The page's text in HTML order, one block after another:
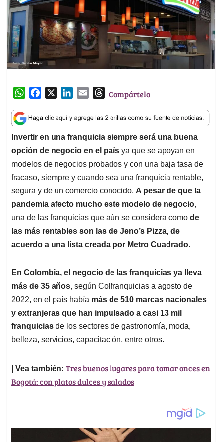
W
a
t
s
A
p
p
c
e
b
o
o
k
n
k
e
d
I
n
a
i
l
T
r
e
a
d
s
Compártelo
Invertir en una franquicia siempre será una buena
opción de negocio en el país ya que se apoyan en
modelos de negocios probados y con una baja tasa de
fracaso, siempre y cuando sea una franquicia rentable,
segura y de un comercio conocido. A pesar de que la
pandemia afecto mucho este modelo de negocio,
una de las franquicias que aún se considera como de
las más rentables son las de Jeno’s Pizza, de
acuerdo a una lista creada por Metro Cuadrado.
En Colombia, el negocio de las franquicias ya lleva
más de 35 años, según Colfranquicias a agosto de
2022, en el país había más de 510 marcas nacionales
y extranjeras que han impulsado a casi 13 mil
franquicias de los sectores de gastronomía, moda,
belleza, servicios, capacitación, entre otros.
| Vea también: Tres buenos lugares para tomar onces en
Bogotá: con platos dulces y salados